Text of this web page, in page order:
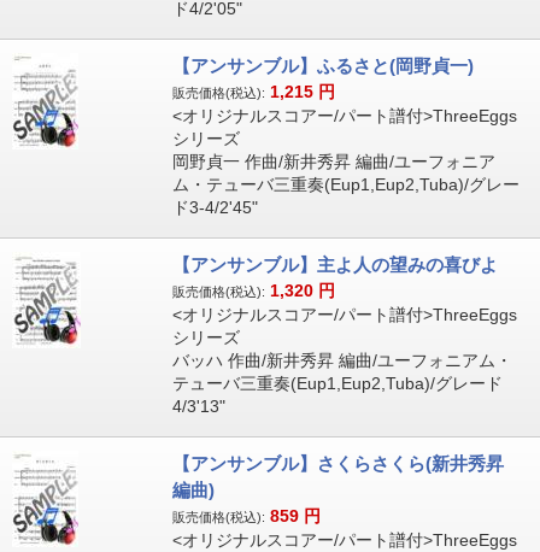
ド4/2'05"
【アンサンブル】ふるさと(岡野貞一)
販売価格(税込): 1,215 円
<オリジナルスコアー/パート譜付>ThreeEggs
シリーズ
岡野貞一 作曲/新井秀昇 編曲/ユーフォニア
ム・テューバ三重奏(Eup1,Eup2,Tuba)/グレー
ド3-4/2'45"
【アンサンブル】主よ人の望みの喜びよ
販売価格(税込): 1,320 円
<オリジナルスコアー/パート譜付>ThreeEggs
シリーズ
バッハ 作曲/新井秀昇 編曲/ユーフォニアム・
テューバ三重奏(Eup1,Eup2,Tuba)/グレード
4/3'13"
【アンサンブル】さくらさくら(新井秀昇
編曲)
販売価格(税込): 859 円
<オリジナルスコアー/パート譜付>ThreeEggs